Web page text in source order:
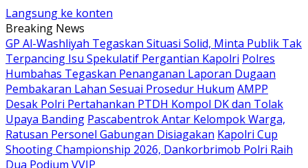
Langsung ke konten
Breaking News
GP Al-Washliyah Tegaskan Situasi Solid, Minta Publik Tak
Terpancing Isu Spekulatif Pergantian Kapolri Polres
Humbahas Tegaskan Penanganan Laporan Dugaan
Pembakaran Lahan Sesuai Prosedur Hukum AMPP
Desak Polri Pertahankan PTDH Kompol DK dan Tolak
Upaya Banding Pascabentrok Antar Kelompok Warga,
Ratusan Personel Gabungan Disiagakan Kapolri Cup
Shooting Championship 2026, Dankorbrimob Polri Raih
Dua Podium VVIP